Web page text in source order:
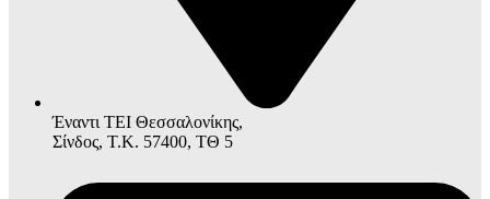
Έναντι ΤΕΙ Θεσσαλονίκης,
Σίνδος, Τ.Κ. 57400, ΤΘ 5